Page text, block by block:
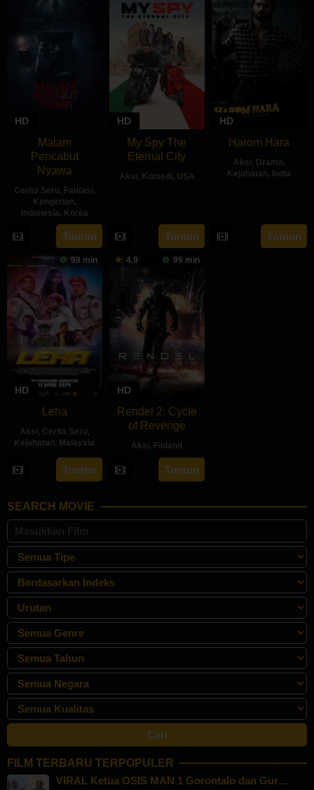
HD
Malam
Pencabut
Nyawa
Cerita Seru, Fantasi,
Kengerian,
Indonesia, Korea
22
May
2024
Sidharta
Tata
Tonton
HD
My Spy The
Eternal City
Aksi, Komedi, USA
2024
Tonton
HD
Harom Hara
Aksi, Drama,
Kejahatan, India
2024
Tonton
98 min
HD
Leha
Aksi, Cerita Seru,
Kejahatan, Malaysia
11
Apr
Azaromi
Ghozali
Tonton
4.9 99 min
HD
Rendel 2: Cycle
of Revenge
Aksi, Finland
28
Jun
Jesse
Haaja
Tonton
SEARCH MOVIE
FILM TERBARU TERPOPULER
VIRAL Ketua OSIS MAN 1 Gorontalo dan Gur…